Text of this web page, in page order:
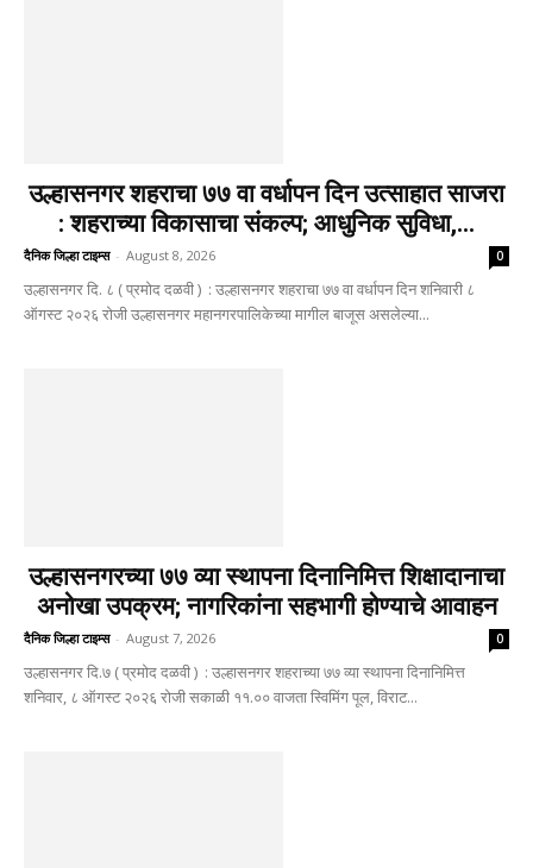
उल्हासनगर शहराचा ७७ वा वर्धापन दिन उत्साहात साजरा
: शहराच्या विकासाचा संकल्प; आधुनिक सुविधा,...
दैनिक जिल्हा टाइम्स - August 8, 2026 0
उल्हासनगर दि. ८ ( प्रमोद दळवी ) : उल्हासनगर शहराचा ७७ वा वर्धापन दिन शनिवारी ८
ऑगस्ट २०२६ रोजी उल्हासनगर महानगरपालिकेच्या मागील बाजूस असलेल्या...
उल्हासनगरच्या ७७ व्या स्थापना दिनानिमित्त शिक्षादानाचा
अनोखा उपक्रम; नागरिकांना सहभागी होण्याचे आवाहन
दैनिक जिल्हा टाइम्स - August 7, 2026 0
उल्हासनगर दि.७ ( प्रमोद दळवी ) : उल्हासनगर शहराच्या ७७ व्या स्थापना दिनानिमित्त
शनिवार, ८ ऑगस्ट २०२६ रोजी सकाळी ११.०० वाजता स्विमिंग पूल, विराट...